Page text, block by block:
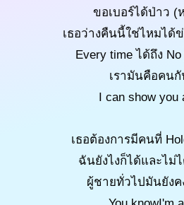
ขอเบอร์ได้ป่าว (
เธอว่างคืนนี้ใช่ไหมได้
Every time ได้ถึง
เรามันคือคนกั
I can show you
เธอต้องการมีคนที่
ฉันยังไงก็ได้และไม่
ผู้ชายทั่วไปมันยังค